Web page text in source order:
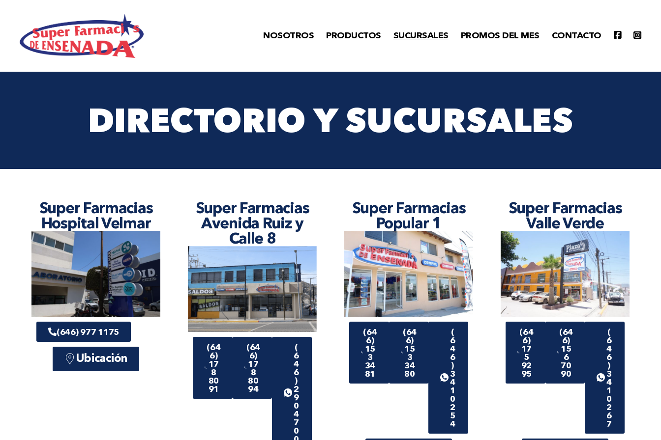
NOSOTROS PRODUCTOS SUCURSALES PROMOS DEL MES CONTACTO
DIRECTORIO Y SUCURSALES
Super Farmacias
Hospital Velmar
(646) 977 1175
Ubicación
Super Farmacias
Avenida Ruiz y
Calle 8
(64
6)
17
8
80
91
(64
6)
17
8
80
94
(
6
4
6
)
2
9
0
4
7
0
Super Farmacias
Popular 1
(64
6)
15
3
34
81
(64
6)
15
3
34
80
(
6
4
6
)
3
4
1
0
2
5
4
Super Farmacias
Valle Verde
(64
6)
17
5
92
95
(64
6)
15
6
70
90
(
6
4
6
)
3
4
1
0
2
6
7